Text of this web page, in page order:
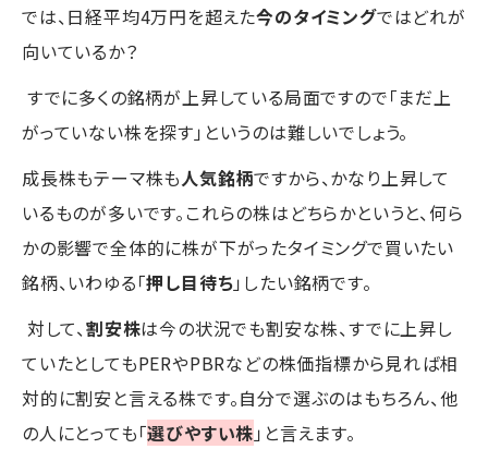
では、日経平均4万円を超えた今のタイミングではどれが
向いているか？
すでに多くの銘柄が上昇している局面ですので「まだ上
がっていない株を探す」というのは難しいでしょう。
成長株もテーマ株も人気銘柄ですから、かなり上昇して
いるものが多いです。これらの株はどちらかというと、何ら
かの影響で全体的に株が下がったタイミングで買いたい
銘柄、いわゆる「押し目待ち」したい銘柄です。
対して、割安株は今の状況でも割安な株、すでに上昇し
ていたとしてもPERやPBRなどの株価指標から見れば相
対的に割安と言える株です。自分で選ぶのはもちろん、他
の人にとっても「選びやすい株 」と言えます。